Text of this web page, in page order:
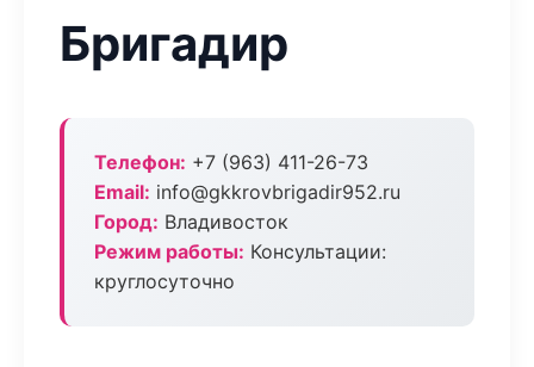
Бригадир
Телефон: +7 (963) 411-26-73
Email: info@gkkrovbrigadir952.ru
Город: Владивосток
Режим работы: Консультации:
круглосуточно